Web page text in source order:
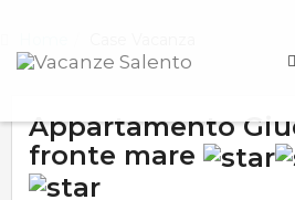
Appartamento
fronte mare